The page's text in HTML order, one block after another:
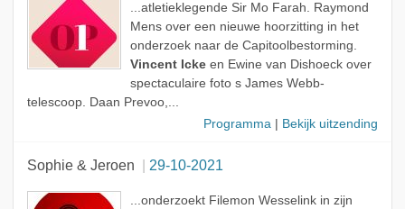
...atletieklegende Sir Mo Farah. Raymond
Mens over een nieuwe hoorzitting in het
onderzoek naar de Capitoolbestorming.
Vincent Ickeen Ewine van Dishoeck over
spectaculaire foto s James Webb-
telescoop. Daan Prevoo,...
Programma
Bekijk uitzending
Sophie & Jeroen 29-10-2021
...onderzoekt Filemon Wesselink in zijn